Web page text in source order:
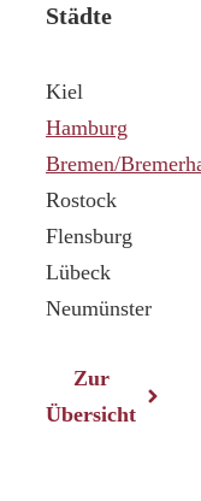
Städte
Kiel
Hamburg
Bremen/
Rostock
Flensburg
Lübeck
Neumünster
Zur
Übersicht